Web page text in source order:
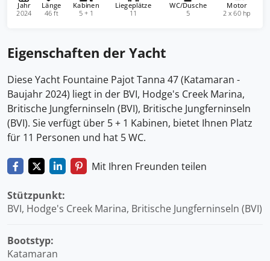
Jahr
2024
Länge
46 ft
Kabinen
5 + 1
Liegeplätze
11
WC/Dusche
5
Motor
2 x 60 hp
Eigenschaften der Yacht
Diese Yacht Fountaine Pajot Tanna 47 (Katamaran -
Baujahr 2024) liegt in der BVI, Hodge's Creek Marina,
Britische Jungferninseln (BVI), Britische Jungferninseln
(BVI). Sie verfügt über 5 + 1 Kabinen, bietet Ihnen Platz
für 11 Personen und hat 5 WC.
Mit Ihren Freunden teilen
Stützpunkt:
BVI, Hodge's Creek Marina, Britische Jungferninseln (BVI)
Bootstyp:
Katamaran